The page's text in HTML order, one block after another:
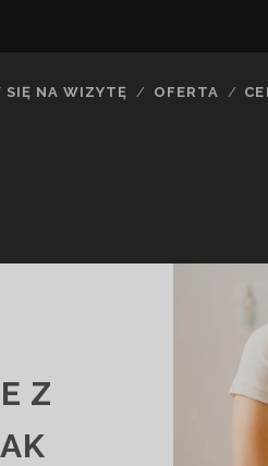
SIĘ NA WIZYTĘ OFERTA
Z